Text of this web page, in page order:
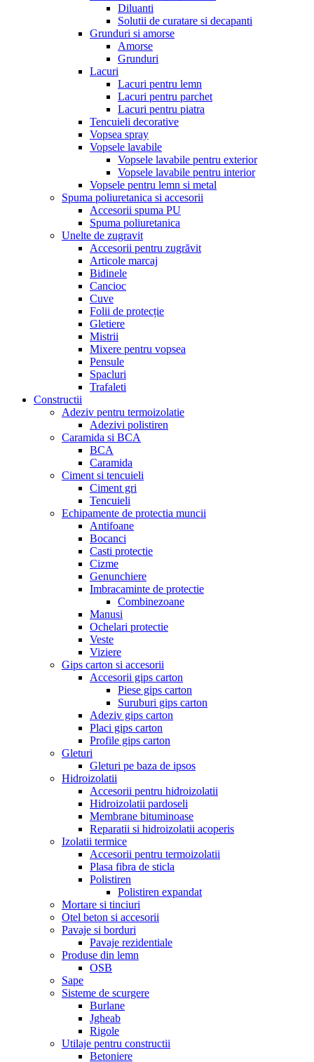
Diluanti
Solutii de curatare si decapanti
Grunduri si amorse
Amorse
Grunduri
Lacuri
Lacuri pentru lemn
Lacuri pentru parchet
Lacuri pentru piatra
Tencuieli decorative
Vopsea spray
Vopsele lavabile
Vopsele lavabile pentru exterior
Vopsele lavabile pentru interior
Vopsele pentru lemn si metal
Spuma poliuretanica si accesorii
Accesorii spuma PU
Spuma poliuretanica
Unelte de zugravit
Accesorii pentru zugrăvit
Articole marcaj
Bidinele
Cancioc
Cuve
Folii de protecție
Gletiere
Mistrii
Mixere pentru vopsea
Pensule
Spacluri
Trafaleti
Constructii
Adeziv pentru termoizolatie
Adezivi polistiren
Caramida si BCA
BCA
Caramida
Ciment si tencuieli
Ciment gri
Tencuieli
Echipamente de protectia muncii
Antifoane
Bocanci
Casti protectie
Cizme
Genunchiere
Imbracaminte de protectie
Combinezoane
Manusi
Ochelari protectie
Veste
Viziere
Gips carton si accesorii
Accesorii gips carton
Piese gips carton
Suruburi gips carton
Adeziv gips carton
Placi gips carton
Profile gips carton
Gleturi
Gleturi pe baza de ipsos
Hidroizolatii
Accesorii pentru hidroizolatii
Hidroizolatii pardoseli
Membrane bituminoase
Reparatii si hidroizolatii acoperis
Izolatii termice
Accesorii pentru termoizolatii
Plasa fibra de sticla
Polistiren
Polistiren expandat
Mortare si tinciuri
Otel beton si accesorii
Pavaje si borduri
Pavaje rezidentiale
Produse din lemn
OSB
Sape
Sisteme de scurgere
Burlane
Jgheab
Rigole
Utilaje pentru constructii
Betoniere